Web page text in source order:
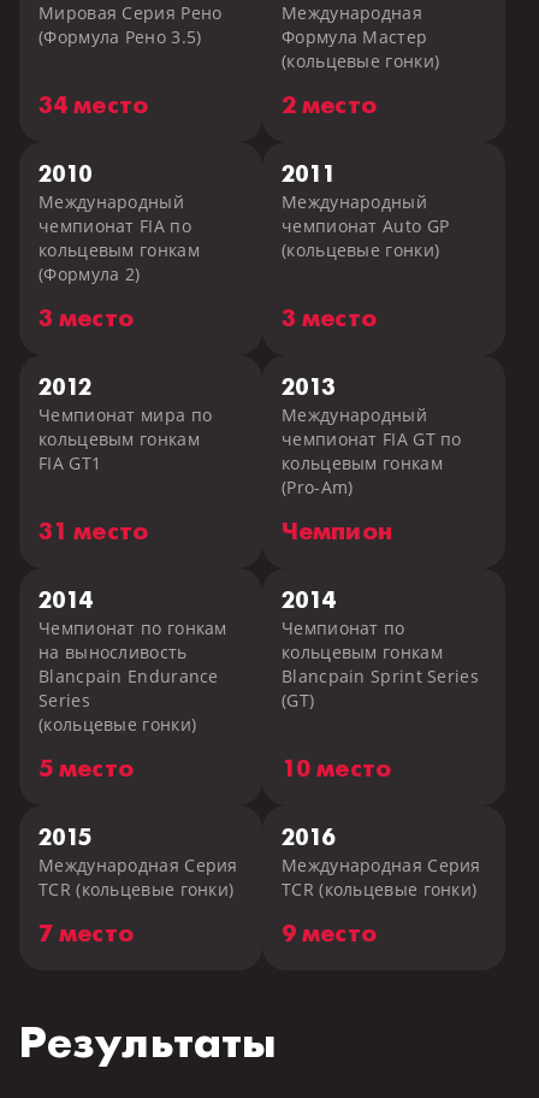
Мировая Серия Рено
(Формула Рено 3.5)
34 место
Международная
Формула Мастер
(кольцевые гонки)
2 место
2010
Международный
чемпионат FIA по
кольцевым гонкам
(Формула 2)
3 место
2011
Международный
чемпионат Auto GP
(кольцевые гонки)
3 место
2012
Чемпионат мира по
кольцевым гонкам
FIA GT1
31 место
2013
Международный
чемпионат FIA GT по
кольцевым гонкам
(Pro-Am)
Чемпион
2014
Чемпионат по гонкам
на выносливость
Blancpain Endurance
Series
(кольцевые гонки)
5 место
2014
Чемпионат по
кольцевым гонкам
Blancpain Sprint Series
(GT)
10 место
2015
Международная Серия
TCR (кольцевые гонки)
7 место
2016
Международная Серия
TCR (кольцевые гонки)
9 место
Результаты